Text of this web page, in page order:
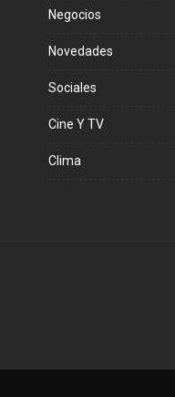
Negocios
Novedades
Sociales
Cine Y TV
Clima